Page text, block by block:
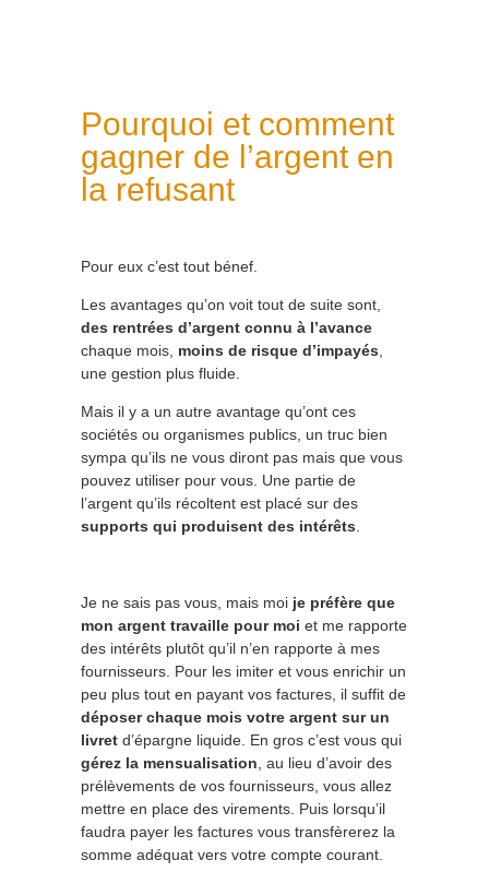
Pourquoi et comment
gagner de l’argent en
la refusant
Pour eux c’est tout bénef.
Les avantages qu’on voit tout de suite sont,
des rentrées d’argent connu à l’avance
chaque mois, moins de risque d’impayés,
une gestion plus fluide.
Mais il y a un autre avantage qu’ont ces
sociétés ou organismes publics, un truc bien
sympa qu’ils ne vous diront pas mais que vous
pouvez utiliser pour vous. Une partie de
l’argent qu’ils récoltent est placé sur des
supports qui produisent des intérêts.
Je ne sais pas vous, mais moi je préfère que
mon argent travaille pour moi et me rapporte
des intérêts plutôt qu’il n’en rapporte à mes
fournisseurs. Pour les imiter et vous enrichir un
peu plus tout en payant vos factures, il suffit de
déposer chaque mois votre argent sur un
livret d’épargne liquide. En gros c’est vous qui
gérez la mensualisation, au lieu d’avoir des
prélèvements de vos fournisseurs, vous allez
mettre en place des virements. Puis lorsqu’il
faudra payer les factures vous transfèrerez la
somme adéquat vers votre compte courant.